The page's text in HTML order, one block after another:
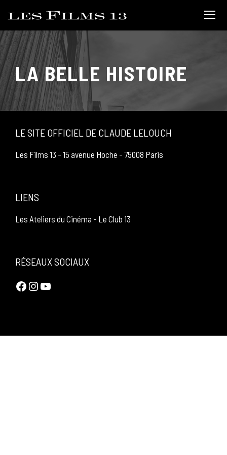
LA BELLE HISTOIRE
LE SITE OFFICIEL DE CLAUDE LELOUCH
Les Films 13 - 15 avenue Hoche - 75008 Paris
LIENS
Les Ateliers du Cinéma - Le Club 13
RÉSEAUX SOCIAUX
Facebook Instagram YouTube